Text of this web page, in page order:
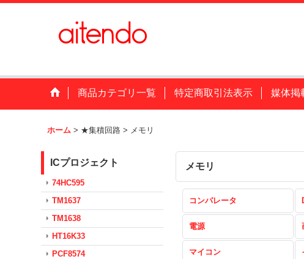
商品カテゴリ一覧 特定商取引法表示 媒体掲
ホーム > ★集積回路 > メモリ
ICプロジェクト
74HC595
TM1637
TM1638
HT16K33
PCF8574
メモリ
コンパレータ
電源
マイコン